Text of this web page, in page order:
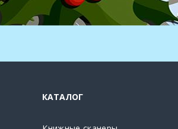
КАТАЛОГ